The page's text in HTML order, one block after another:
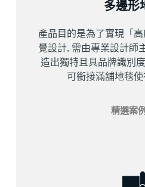
多邊形
產品目的是為了實現「
覺設計, 需由專業設計師
造出獨特且具品牌識別
可銜接滿舖地毯使
精選案例